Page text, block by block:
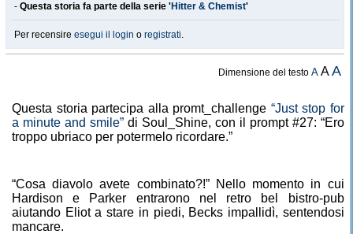
- Questa storia fa parte della serie 'Hitter & Chemist'
Per recensire esegui il login o registrati.
Dimensione del testoA AA
Questa storia partecipa alla promt_challenge “Just stop for
a minute and smile”di Soul_Shine, con il prompt #27: “Ero
troppo ubriaco per potermelo ricordare.”
“Cosa diavolo avete combinato?!” Nello momento in cui
Hardison e Parker entrarono nel retro bel bistro-pub
aiutando Eliot a stare in piedi, Becks impallidì, sentendosi
mancare.